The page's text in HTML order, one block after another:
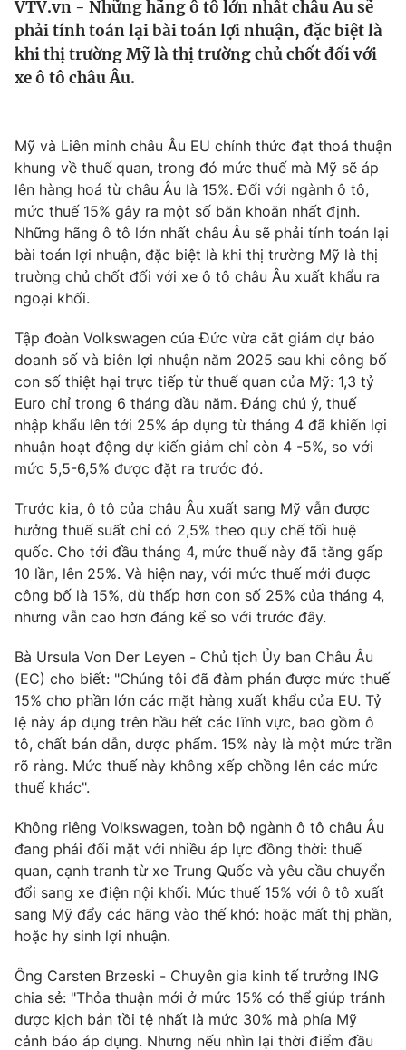
Thế giới
Tin tức
Câu chuyện quốc tế
Tài chính
Thị trường
Góc doanh nghiệp
Dữ liệu và đời sống
Truyền hình
Phim VTV
Hậu trường
Khán giả
Giải sao mai
Giải trí
Điện ảnh
Âm nhạc
Sao
Đời sống
Du lịch
Làm đẹp
Chất lượng cuộc sống
Giáo dục
Tuyển sinh
Học trực tuyến
Công nghệ
Hitech Công nghệ tương lai
Thị trường
Tư vấn
Giao lưu trực tuyến
Lịch phát sóng
Chuyên mục khác
Emagazine Podcast
Photo Infographic
Video Shorts video
VTV Money VTV Thể thao
VTV Sức khoẻ Bất động sản
Thị trường 24h Tấm lòng Việt
VTV4
VTV9 VTV8
Liên hệ tòa soạn English
VTV.vn - Những hãng ô tô lớn nhất châu Âu sẽ
phải tính toán lại bài toán lợi nhuận, đặc biệt là
khi thị trường Mỹ là thị trường chủ chốt đối với
xe ô tô châu Âu.
Mỹ và Liên minh châu Âu EU chính thức đạt thoả thuận
khung về thuế quan, trong đó mức thuế mà Mỹ sẽ áp
lên hàng hoá từ châu Âu là 15%. Đối với ngành ô tô,
mức thuế 15% gây ra một số băn khoăn nhất định.
Những hãng ô tô lớn nhất châu Âu sẽ phải tính toán lại
bài toán lợi nhuận, đặc biệt là khi thị trường Mỹ là thị
trường chủ chốt đối với xe ô tô châu Âu xuất khẩu ra
ngoại khối.
Tập đoàn Volkswagen của Đức vừa cắt giảm dự báo
doanh số và biên lợi nhuận năm 2025 sau khi công bố
con số thiệt hại trực tiếp từ thuế quan của Mỹ: 1,3 tỷ
Euro chỉ trong 6 tháng đầu năm. Đáng chú ý, thuế
nhập khẩu lên tới 25% áp dụng từ tháng 4 đã khiến lợi
nhuận hoạt động dự kiến giảm chỉ còn 4 -5%, so với
mức 5,5-6,5% được đặt ra trước đó.
Trước kia, ô tô của châu Âu xuất sang Mỹ vẫn được
hưởng thuế suất chỉ có 2,5% theo quy chế tối huệ
quốc. Cho tới đầu tháng 4, mức thuế này đã tăng gấp
10 lần, lên 25%. Và hiện nay, với mức thuế mới được
công bố là 15%, dù thấp hơn con số 25% của tháng 4,
nhưng vẫn cao hơn đáng kể so với trước đây.
Bà Ursula Von Der Leyen - Chủ tịch Ủy ban Châu Âu
(EC) cho biết: "Chúng tôi đã đàm phán được mức thuế
15% cho phần lớn các mặt hàng xuất khẩu của EU. Tỷ
lệ này áp dụng trên hầu hết các lĩnh vực, bao gồm ô
tô, chất bán dẫn, dược phẩm. 15% này là một mức trần
rõ ràng. Mức thuế này không xếp chồng lên các mức
thuế khác".
Không riêng Volkswagen, toàn bộ ngành ô tô châu Âu
đang phải đối mặt với nhiều áp lực đồng thời: thuế
quan, cạnh tranh từ xe Trung Quốc và yêu cầu chuyển
đổi sang xe điện nội khối. Mức thuế 15% với ô tô xuất
sang Mỹ đẩy các hãng vào thế khó: hoặc mất thị phần,
hoặc hy sinh lợi nhuận.
Ông Carsten Brzeski - Chuyên gia kinh tế trưởng ING
chia sẻ: "Thỏa thuận mới ở mức 15% có thể giúp tránh
được kịch bản tồi tệ nhất là mức 30% mà phía Mỹ
cảnh báo áp dụng. Nhưng nếu nhìn lại thời điểm đầu